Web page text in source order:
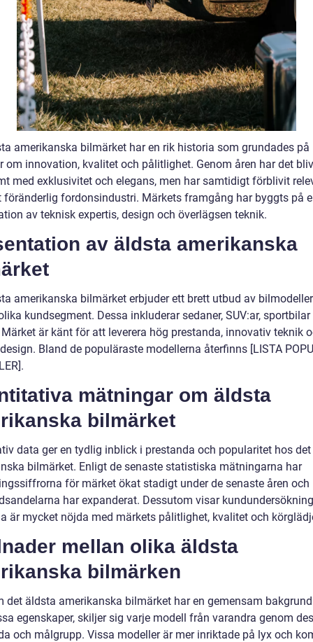
amerikanska bilmärket har en rik historia som grundades på
om innovation, kvalitet och pålitlighet. Genom åren har det
med exklusivitet och elegans, men har samtidigt förblivit
föränderlig fordonsindustri. Märkets framgång har byggts på
av teknisk expertis, design och överlägsen teknik.
av äldsta amerikanska
amerikanska bilmärket erbjuder ett brett utbud av
kundsegment. Dessa inkluderar sedaner, SUV:ar, sportbilar
är känt för att leverera hög prestanda, innovativ teknik
Bland de populäraste modellerna återfinns [LISTA
mätningar om äldsta
bilmärket
data ger en tydlig inblick i prestanda och popularitet hos
bilmärket. Enligt de senaste statistiska mätningarna har
för märket ökat stadigt under de senaste åren och
har expanderat. Dessutom visar
är mycket nöjda med märkets pålitlighet, kvalitet och
mellan olika äldsta
bilmärken
det äldsta amerikanska bilmärket har en gemensam
egenskaper, skiljer sig varje modell från varandra genom
och målgrupp. Vissa modeller är mer inriktade på lyx och